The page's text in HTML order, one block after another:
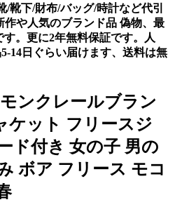
/靴下/財布/バッグ/時計など代引
作や人気のブランド品 偽物、最
。更に2年無料保証です。人
14日ぐらい届けます、送料は無
ンクレールブラン
ケット フリースジ
ド付き 女の子 男の
ボア フリース モコ